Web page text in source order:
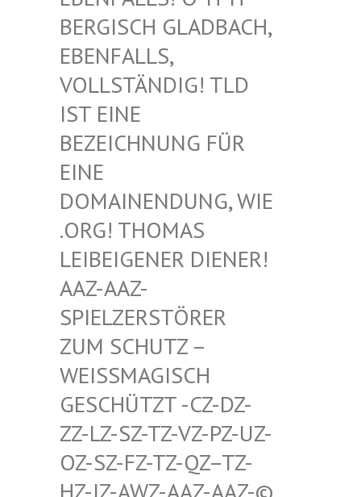
CH GLADBACH, EBENFA
LLS, VOLLST
ÄNDIG! TLD IST EI
NE BEZEIC
HNUNG FÜR EINE D
OMAIN
ENDUNG, WIE .ORG!
THOMAS LEIBEI
GENER DIENER! AAZ-AA
Z-SPIELZ
ERSTÖRER ZUM SC
HUTZ – WEISSMA
GISCH GESCHÜT
ZT -CZ-DZ-ZZ-LZ-S
Z-TZ-VZ-PZ-UZ-OZ-SZ-F
Z-TZ-QZ–TZ-HZ-JZ-A
WZ-AAZ-AAZ-© SCHWULE